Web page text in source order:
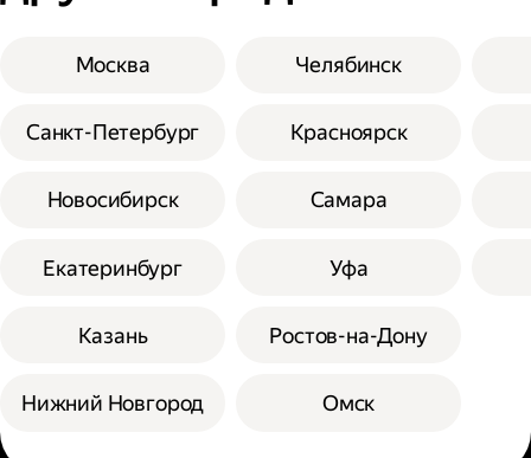
Москва
Санкт-Петербург
Новосибирск
Екатеринбург
Казань
Нижний Новгород
Челябинск
Красноярск
Самара
Уфа
Ростов-на-Дону
Омск